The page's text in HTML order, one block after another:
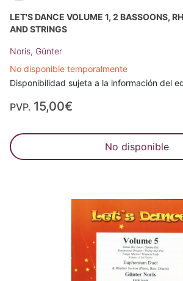
LET'S DANCE VOLUME 1, 2 BASSOONS,
AND STRINGS
Noris, Günter
No disponible temporalmente
Disponibilidad sujeta a la información del
PVP. 15,00€
No disponible